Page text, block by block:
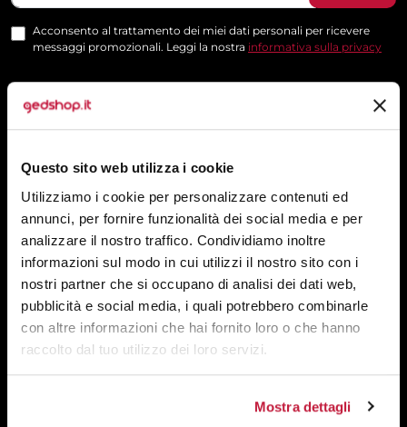
Questo sito web utilizza i cookie
Utilizziamo i cookie per personalizzare contenuti ed
annunci, per fornire funzionalità dei social media e per
analizzare il nostro traffico. Condividiamo inoltre
informazioni sul modo in cui utilizzi il nostro sito con i
nostri partner che si occupano di analisi dei dati web,
pubblicità e social media, i quali potrebbero combinarle
con altre informazioni che hai fornito loro o che hanno
raccolto dal tuo utilizzo dei loro servizi.
Mostra dettagli
SERVIZI
SERIGRAFIA
RICAMO
TAMPOGRAFIA
DIGITALE
CONFEZIONAMENTO
RIPETI ORDINE
ORDINI IN CORSO
PAGA ADESSO
Acconsento al trattamento dei miei dati personali per ricevere
messaggi promozionali. Leggi la nostra informativa sulla privacy
SEGUICI